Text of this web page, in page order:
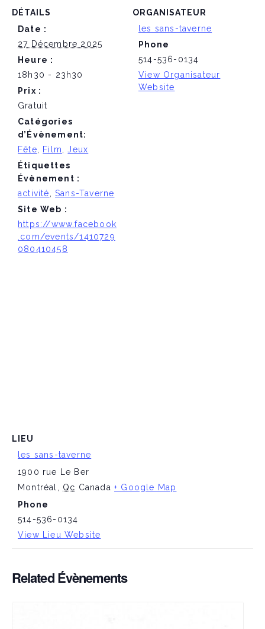
DÉTAILS
Date :
27 Décembre 2025
Heure :
18h30 - 23h30
Prix :
Gratuit
Catégories
d’Évènement:
Fête, Film,Jeux
Étiquettes
Évènement :
activité,Sans-Taverne
Site Web :
https://www.facebook
.com/events/1410729
080410458
ORGANISATEUR
les sans-taverne
Phone
514-536-0134
View Organisateur
Website
LIEU
les sans-taverne
1900 rue Le Ber
Montréal, Qc Canada + Google Map
Phone
514-536-0134
View Lieu Website
Related Évènements